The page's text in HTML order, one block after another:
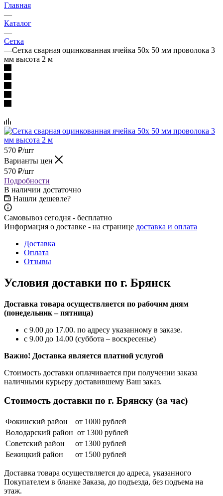
Главная
—
Каталог
—
Сетка
—Сетка сварная оцинкованная ячейка 50х 50 мм проволока 3
мм высота 2 м
570 ₽/шт
Варианты цен
570 ₽/шт
Подробности
В наличии достаточно
Нашли дешевле?
Самовывоз сегодня - бесплатно
Информация о доставке - на странице доставка и оплата
Доставка
Оплата
Отзывы
Условия доставки по г. Брянск
Доставка товара осуществляется по рабочим дням
(понедельник – пятница)
с 9.00 до 17.00. по адресу указанному в заказе.
с 9.00 до 14.00 (суббота – воскресенье)
Важно! Доставка является платной услугой
Стоимость доставки оплачивается при получении заказа
наличными курьеру доставившему Ваш заказ.
Стоимость доставки по г. Брянску (за час)
Фокинский район
от 1000 рублей
Володарский район от 1300 рублей
Советский район
от 1300 рублей
Бежицкий район
от 1500 рублей
Доставка товара осуществляется до адреса, указанного
Покупателем в бланке Заказа, до подъезда, без подъема на
этаж.